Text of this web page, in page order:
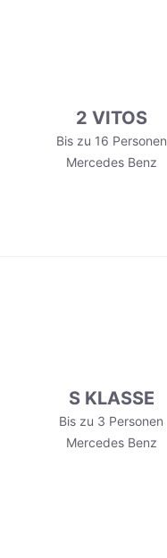
2 VITOS
Bis zu 16 Personen
Mercedes Benz
S KLASSE
Bis zu 3 Personen
Mercedes Benz